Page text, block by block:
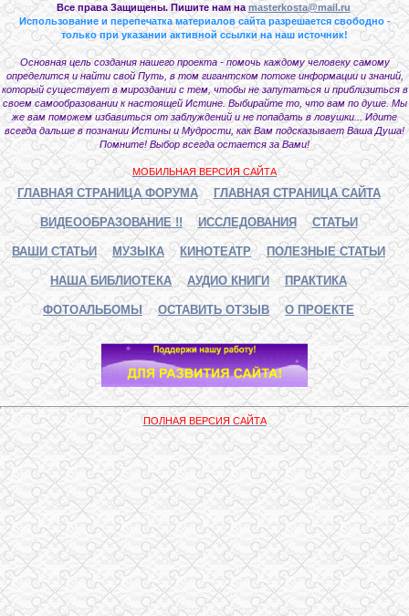
Все права Защищены. Пишите нам на masterkosta@mail.ru
Использование и перепечатка материалов сайта разрешается свободно -
только при указании активной ссылки на наш источник!
Основная цель создания нашего проекта - помочь каждому человеку самому
определится и найти свой Путь, в том гигантском потоке информации и знаний,
который существует в мироздании с тем, чтобы не запутаться и приблизиться в
своем самообразовании к настоящей Истине. Выбирайте то, что вам по душе. Мы
же вам поможем избавиться от заблуждений и не попадать в ловушки... Идите
всегда дальше в познании Истины и Мудрости, как Вам подсказывает Ваша Душа!
Помните! Выбор всегда остается за Вами!
МОБИЛЬНАЯ ВЕРСИЯ САЙТА
ГЛАВНАЯ СТРАНИЦА ФОРУМА ГЛАВНАЯ СТРАНИЦА САЙТА
ВИДЕООБРАЗОВАНИЕ !! ИССЛЕДОВАНИЯ СТАТЬИ
ВАШИ СТАТЬИ МУЗЫКА КИНОТЕАТР ПОЛЕЗНЫЕ СТАТЬИ
НАША БИБЛИОТЕКА АУДИО КНИГИ ПРАКТИКА
ФОТОАЛЬБОМЫ ОСТАВИТЬ ОТЗЫВ О ПРОЕКТЕ
ПОЛНАЯ ВЕРСИЯ САЙТА